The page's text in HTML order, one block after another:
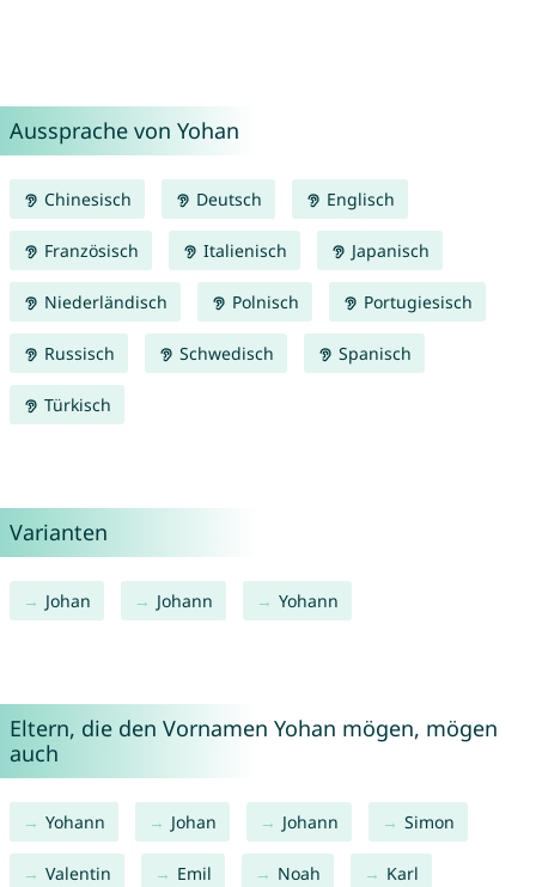
Aussprache von Yohan
Chinesisch Deutsch Englisch
Französisch Italienisch Japanisch
Niederländisch Polnisch Portugiesisch
Russisch Schwedisch Spanisch
Türkisch
Varianten
Johan Johann Yohann
Eltern, die den Vornamen Yohan mögen, mögen
auch
Yohann Johan Johann Simon
Valentin Emil Noah Karl